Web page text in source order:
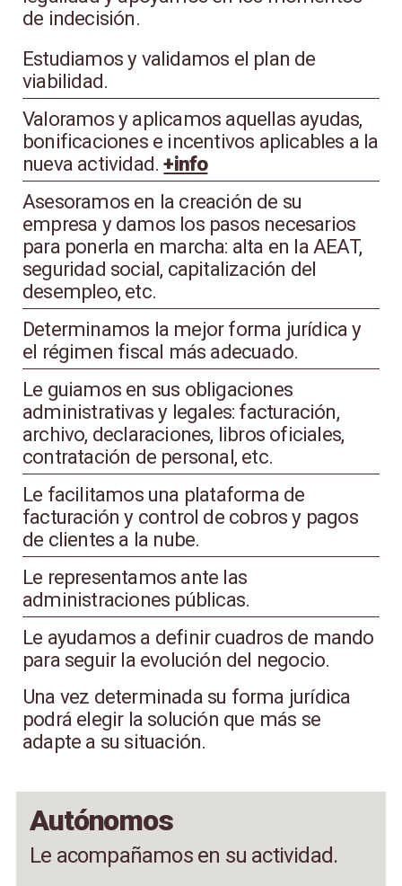
de indecisión.
Estudiamos y validamos el plan de
viabilidad.
Valoramos y aplicamos aquellas ayudas,
bonificaciones e incentivos aplicables a la
nueva actividad.+info
Asesoramos en la creación de su
empresa y damos los pasos necesarios
para ponerla en marcha: alta en la AEAT,
seguridad social, capitalización del
desempleo, etc.
Determinamos la mejor forma jurídica y
el régimen fiscal más adecuado.
Le guiamos en sus obligaciones
administrativas y legales: facturación,
archivo, declaraciones, libros oficiales,
contratación de personal, etc.
Le facilitamos una plataforma de
facturación y control de cobros y pagos
de clientes a la nube.
Le representamos ante las
administraciones públicas.
Le ayudamos a definir cuadros de mando
para seguir la evolución del negocio.
Una vez determinada su forma jurídica
podrá elegir la solución que más se
adapte a su situación.
Autónomos
Le acompañamos en su actividad.